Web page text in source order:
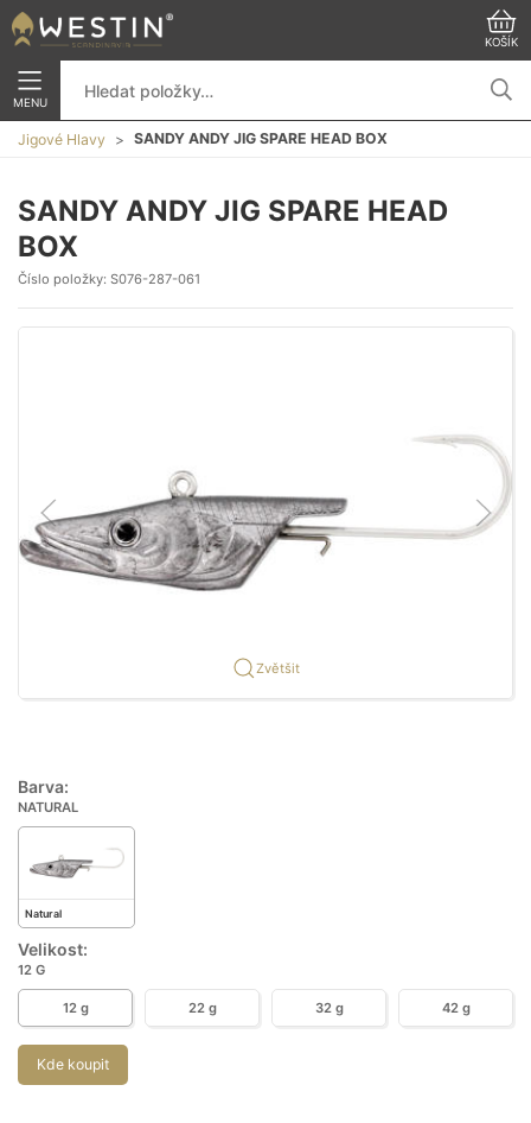
KOŠÍK
MENU
Jigové Hlavy SANDY ANDY JIG SPARE HEAD BOX
SANDY ANDY JIG SPARE HEAD
BOX
Číslo položky: S076-287-061
Zvětšit
Barva:
NATURAL
Natural
Velikost:
12 G
12 g 22 g 32 g 42 g
Kde koupit